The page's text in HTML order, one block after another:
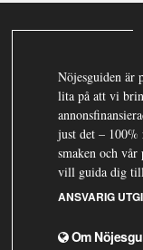
Nöjesguiden är
lita på att vi
just det –
smaken och
vill guida dig
ANSVARIG
Om